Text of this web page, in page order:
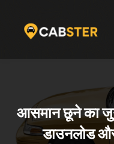
आसमान छूने का
डाउनलोड